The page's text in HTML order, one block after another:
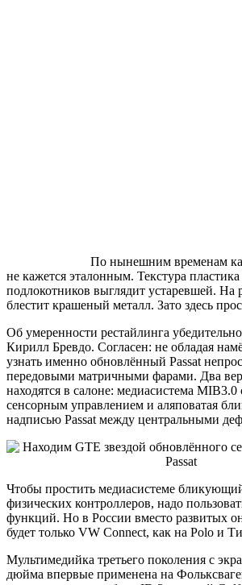
По нынешним временам
не кажется эталонным. Текстура
подлокотников выглядит устаревшей. На
блестит крашеный металл. Зато здесь
Об умеренности рестайлинга
Кирилл Бревдо. Согласен: не обладая
узнать именно обновлённый Passat
передовыми матричными фарами. Два
находятся в салоне: медиасистема
сенсорным управлением и аляповатая
надписью Passat между центральными
Чтобы простить медиасистеме
физических контроллеров, надо
функций. Но в России вместо развитых
будет только VW Connect, как на Polo и
Мультимедийка третьего поколения с
дюйма впервые применена на